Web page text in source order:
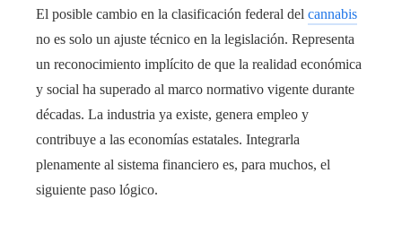
El posible cambio en la clasificación federal del cannabis
no es solo un ajuste técnico en la legislación. Representa
un reconocimiento implícito de que la realidad económica
y social ha superado al marco normativo vigente durante
décadas. La industria ya existe, genera empleo y
contribuye a las economías estatales. Integrarla
plenamente al sistema financiero es, para muchos, el
siguiente paso lógico.